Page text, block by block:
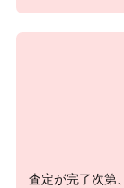
査定が完了次第